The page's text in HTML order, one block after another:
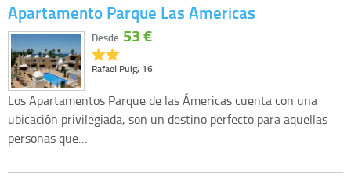
Apartamento Parque Las Americas
Rafael Puig, 16
Desde 53 €
Los Apartamentos Parque de las Ámericas cuenta con una
ubicación privilegiada, son un destino perfecto para aquellas
personas que…